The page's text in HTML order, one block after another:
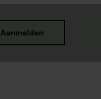
Aanmelden